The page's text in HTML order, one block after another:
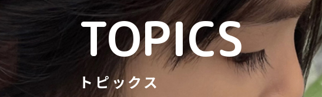
TOPICS
トピックス